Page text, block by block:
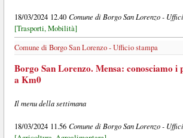
18/03/2024 12.40 Comune di Borgo San Lorenzo -
[Trasporti, Mobilità]
Comune di Borgo San Lorenzo - Ufficio stampa
Borgo San Lorenzo. Mensa: conosciamo i
a Km0
Il menu della settimana
18/03/2024 11.56 Comune di Borgo San Lorenzo -